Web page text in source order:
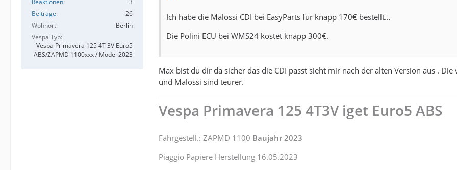
Reaktionen
3
Beiträge
26
Wohnort
Berlin
Vespa Typ
Vespa Primavera 125 4T 3V Euro5
ABS/ZAPMD 1100xxx / Model 2023
Ich habe die Malossi CDI bei EasyParts für knapp 170€ bestellt…
Die Polini ECU bei WMS24 kostet knapp 300€.
Max bist du dir da sicher das die CDI passt sieht mir nach der alten Version aus . Die
und Malossi sind teurer.
Vespa Primavera 125 4T3V iget Euro5 ABS
Fahrgestell.: ZAPMD 1100 Baujahr 2023
Piaggio Papiere Herstellung 16.05.2023